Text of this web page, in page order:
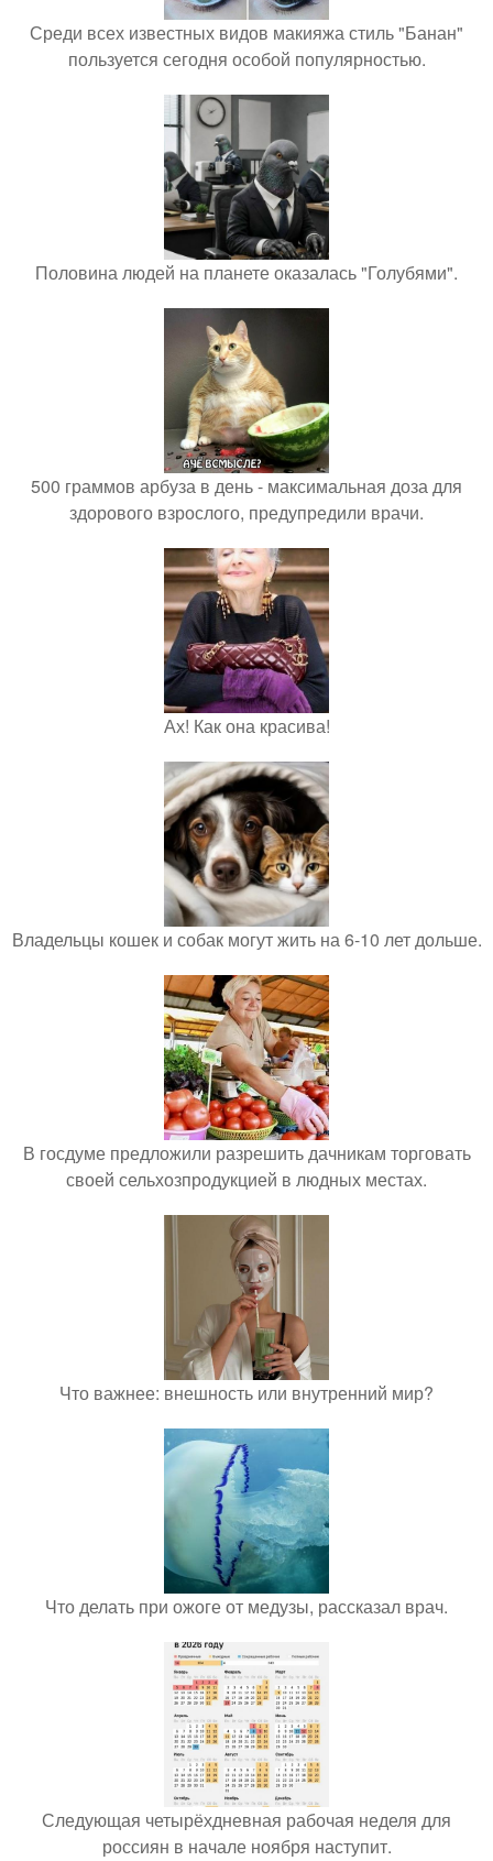
Среди всех известных видов макияжа стиль "Банан"
пользуется сегодня особой популярностью.
Половина людей на планете оказалась "Голубями".
500 граммов арбуза в день - максимальная доза для
здорового взрослого, предупредили врачи.
Ах! Как она красива!
Владельцы кошек и собак могут жить на 6-10 лет дольше.
В госдуме предложили разрешить дачникам торговать
своей сельхозпродукцией в людных местах.
Что важнее: внешность или внутренний мир?
Что делать при ожоге от медузы, рассказал врач.
Следующая четырёхдневная рабочая неделя для
россиян в начале ноября наступит.